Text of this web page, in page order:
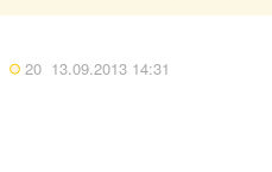
20 13.09.2013 14:31